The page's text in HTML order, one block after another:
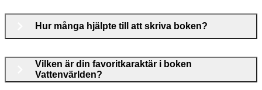
Hur många hjälpte till att skriva boken?
Vilken är din favoritkaraktär i boken
Vattenvärlden?